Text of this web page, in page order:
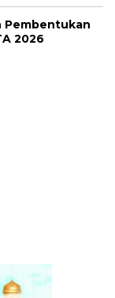
Pembentukan
2026